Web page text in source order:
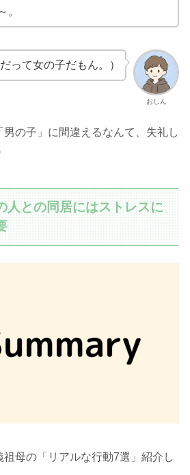
。
おしん
だって女の子だもん。）
の子」に間違えるなんて、失礼し
人との同居にはストレスに
祖母の「リアルな行動7選」紹介し